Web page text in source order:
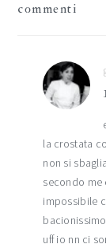
commenti
la crostata
non si
secondo me
impossibile
uff io nn ci